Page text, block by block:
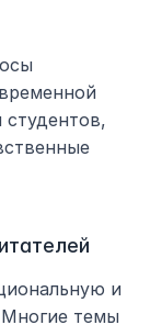
и
Многие темы